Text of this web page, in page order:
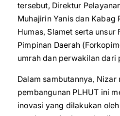
tersebut, Direktur
Muhajirin Yanis dan Kabag
Humas, Slamet serta unsur
Pimpinan Daerah
umrah dan perwakilan dari
Dalam sambutannya,
pembangunan PLHUT ini
inovasi yang dilakukan